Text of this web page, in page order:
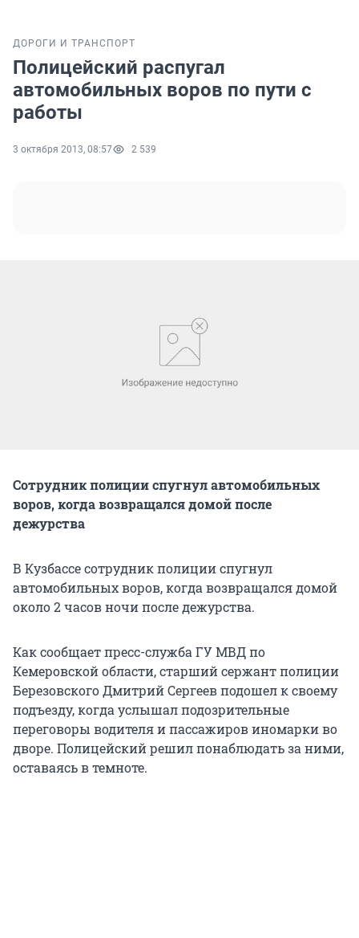
ДОРОГИ И ТРАНСПОРТ
Полицейский распугал
автомобильных воров по пути с
работы
3 октября 2013, 08:57 2 539
Сотрудник полиции спугнул автомобильных
воров, когда возвращался домой после
дежурства
В Кузбассе сотрудник полиции спугнул
автомобильных воров, когда возвращался домой
около 2 часов ночи после дежурства.
Как сообщает пресс-служба ГУ МВД по
Кемеровской области, старший сержант полиции
Березовского Дмитрий Сергеев подошел к своему
подъезду, когда услышал подозрительные
переговоры водителя и пассажиров иномарки во
дворе. Полицейский решил понаблюдать за ними,
оставаясь в темноте.